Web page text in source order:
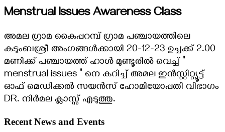
Menstrual Issues Awareness Class
അമല ഗ്രാമ കൈപ്പറമ്പ് ഗ്രാമ പഞ്ചായത്തിലെ
കുടുംബശ്രീ അംഗങ്ങൾക്കായി 20-12-23 ഉച്ചക്ക് 2.00
മണിക്ക് പഞ്ചായത്ത്‌ ഹാൾ മുണ്ടൂരിൽ വെച്ച് "
menstrual issues " നെ കുറിച്ച് അമല ഇൻസ്റ്റിറ്റ്യൂട്ട്
ഓഫ് മെഡിക്കൽ സയൻസ് ഹോമിയോപ്പതി വിഭാഗം
DR. നിർമല ക്ലാസ്സ്‌ എടുത്തു.
Recent News and Events